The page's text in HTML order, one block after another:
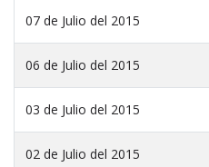
07 de Julio del 2015
06 de Julio del 2015
03 de Julio del 2015
02 de Julio del 2015